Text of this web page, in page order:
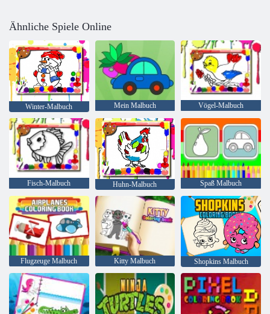
Ähnliche Spiele Online
Winter-Malbuch Mein Malbuch Vögel-Malbuch
Fisch-Malbuch Huhn-Malbuch Spaß Malbuch
Flugzeuge Malbuch Kitty Malbuch Shopkins Malbuch